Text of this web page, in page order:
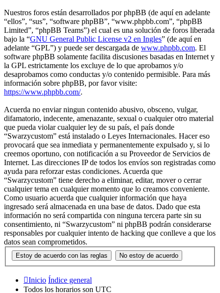
Nuestros foros están desarrollados por phpBB (de aquí en adelante
“ellos”, “sus”, “software phpBB”, “www.phpbb.com”, “phpBB
Limited”, “phpBB Teams”) el cual es una solución de foros liberada
bajo la “GNU General Public License v2 en Ingles” (de aquí en
adelante “GPL”) y puede ser descargada de www.phpbb.com. El
software phpBB solamente facilita discusiones basadas en Internet y
la GPL estrictamente los excluye de lo que aprobamos y/o
desaprobamos como conductas y/o contenido permisible. Para más
información sobre phpBB, por favor visite:
https://www.phpbb.com/.
Acuerda no enviar ningun contenido abusivo, obsceno, vulgar,
difamatorio, indecente, amenazante, sexual o cualquier otro material
que pueda violar cualquier ley de su país, el país donde
“Swarzycustom” está instalado o Leyes Internacionales. Hacer eso
provocará que sea inmediata y permanentemente expulsado y, si lo
creemos oportuno, con notificación a su Proveedor de Servicios de
Internet. Las direcciones IP de todos los envíos son registradas como
ayuda para reforzar estas condiciones. Acuerda que
“Swarzycustom” tiene derecho a eliminar, editar, mover o cerrar
cualquier tema en cualquier momento que lo creamos conveniente.
Como usuario acuerda que cualquier información que haya
ingresado será almacenada en una base de datos. Dado que esta
información no será compartida con ninguna tercera parte sin su
consentimiento, ni “Swarzycustom” ni phpBB podrán considerarse
responsables por cualquier intento de hacking que conlleve a que los
datos sean comprometidos.
Inicio Índice general
Todos los horarios son UTC